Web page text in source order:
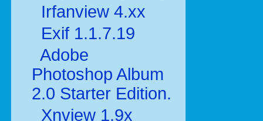
Irfanview 4.xx
Exif 1.1.7.19
Adobe
Photoshop Album
2.0 Starter Edition.
Xnview 1.9x